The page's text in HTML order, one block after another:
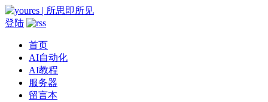
登陆
首页
AI自动化
AI教程
服务器
留言本